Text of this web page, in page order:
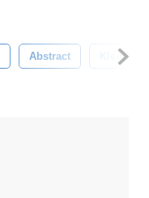
Abstract Kleurrijk